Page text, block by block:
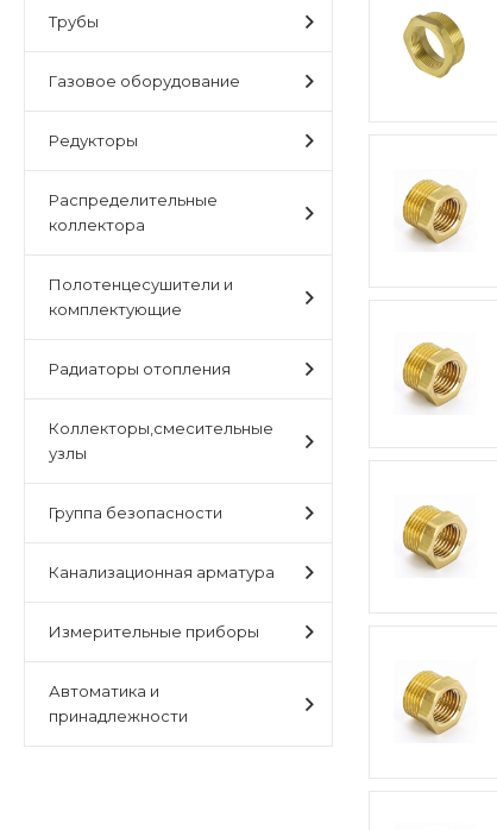
Трубы
Газовое оборудование
Редукторы
Распределительные
коллектора
Полотенцесушители и
комплектующие
Радиаторы отопления
Коллекторы,смесительные
узлы
Группа безопасности
Канализационная арматура
Измерительные приборы
Автоматика и
принадлежности